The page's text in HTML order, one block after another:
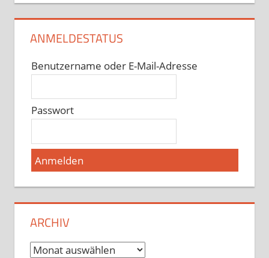
ANMELDESTATUS
Benutzername oder E-Mail-Adresse
Passwort
ARCHIV
Archiv